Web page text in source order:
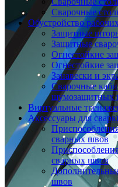
Сварочные
Обустройство
Защитные
Защитные
Огнестойкие
Огнестойкие
Занавески и
Сварочные
шумозащитных
Виртуальные
Аксессуары для
сварных швов
сварных швов
швов